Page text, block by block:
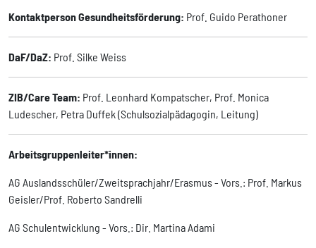
Kontaktperson Gesundheitsförderung: Prof. Guido Perathoner
DaF/DaZ: Prof. Silke Weiss
ZIB/Care Team: Prof. Leonhard Kompatscher, Prof. Monica
Ludescher, Petra Duffek (Schulsozialpädagogin, Leitung)
Arbeitsgruppenleiter*innen:
AG Auslandsschüler/Zweitsprachjahr/Erasmus - Vors.: Prof. Markus
Geisler/Prof. Roberto Sandrelli
AG Schulentwicklung - Vors.: Dir. Martina Adami